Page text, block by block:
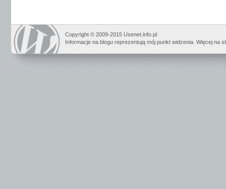
Copyright © 2009-2015 Usenet.info.pl
Informacje na blogu reprezentują mój punkt widzenia. Więcej na